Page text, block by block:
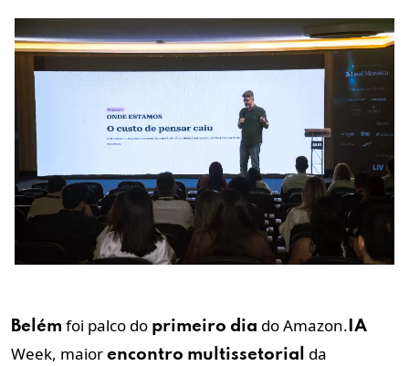
Belém foi palco do primeiro dia do Amazon. IA
Week, maior encontro multissetorial da